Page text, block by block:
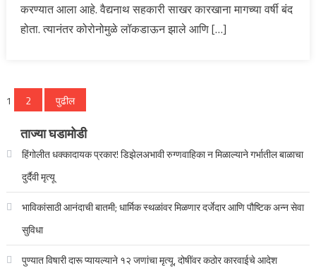
करण्यात आला आहे. वैद्यनाथ सहकारी साखर कारखाना मागच्या वर्षी बंद
होता. त्यानंतर कोरोनोमुळे लॉकडाऊन झाले आणि […]
पोस्ट्स
पृष्ठांकन
1 2 पुढील
ताज्या घडामोडी
हिंगोलीत धक्कादायक प्रकार! डिझेलअभावी रुग्णवाहिका न मिळाल्याने गर्भातील बाळाचा
दुर्दैवी मृत्यू
भाविकांसाठी आनंदाची बातमी; धार्मिक स्थळांवर मिळणार दर्जेदार आणि पौष्टिक अन्न सेवा
सुविधा
पुण्यात विषारी दारू प्यायल्याने १२ जणांचा मृत्यू, दोषींवर कठोर कारवाईचे आदेश